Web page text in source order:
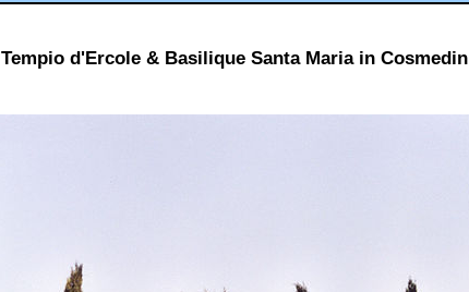
Tempio d'Ercole & Basilique Santa Maria in Cosmedin